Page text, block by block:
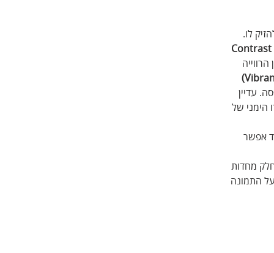
לו.
Contrast
עדיין
הימני של
אפשר
מחדות
התמונה